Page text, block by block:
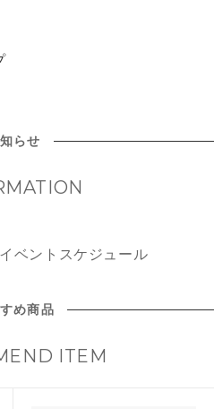
らせ
ベントスケジュール
め商品
ITEM